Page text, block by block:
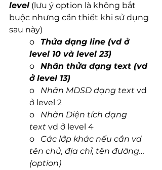
level (lưu ý option là không bắt
buộc nhưng cần thiết khi sử dụng
sau này)
o Thửa dạng line (vd ở
level 10 và level 23)
o Nhãn thửa dạng text (vd
ở level 13)
o Nhãn MDSD dạng text vd
ở level 2
o Nhãn Diện tích dạng
text vd ở level 4
o Các lớp khác nếu cần vd
tên chủ, địa chỉ, tên đường…
(option)